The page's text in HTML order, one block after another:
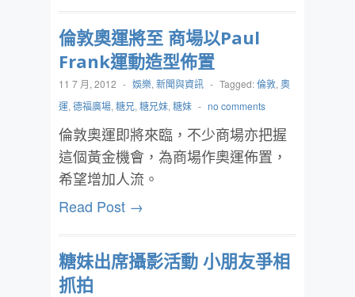
倫敦奧運將至 商場以Paul
Frank運動造型佈置
11 7 月, 2012 - 娛樂, 新聞與資訊 - Tagged:倫敦, 奧
運, 德福廣場, 糖兄, 糖兄妹, 糖妹 - no comments
倫敦奧運即將來臨，不少商場亦把握
這個黃金機會，為商場作奧運佈置，
希望增加人流。
Read Post →
糖妹出席攝影活動 小朋友爭相
抓拍